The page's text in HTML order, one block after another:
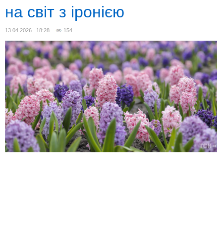
на світ з іронією
13.04.2026 18:28 154